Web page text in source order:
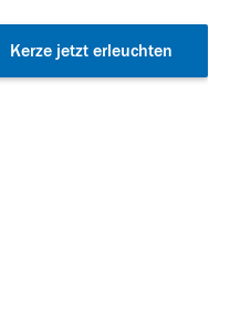
Kerze jetzt erleuchten